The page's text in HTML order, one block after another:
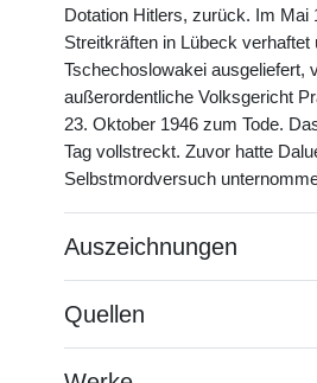
Dotation Hitlers, zurück. Im Mai
Streitkräften in Lübeck verhaftet
Tschechoslowakei ausgeliefert,
außerordentliche Volksgericht
23. Oktober 1946 zum Tode.
Tag vollstreckt. Zuvor hatte
Selbstmordversuch
Auszeichnungen
Quellen